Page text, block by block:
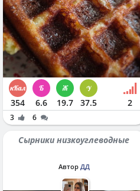
354 6.6 19.7 37.5 2
3 6
Сырники низкоуглеводные
Автор ДД